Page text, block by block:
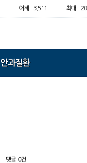
어제 3,511 최대
안과질환
댓글 0건